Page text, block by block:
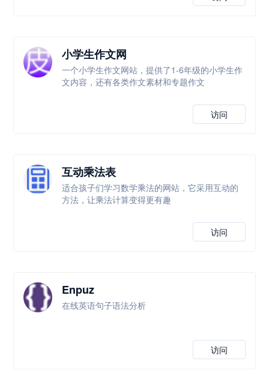
小学生作文网
一个小学生作文网站，提供了1-6年级的小学生作
文内容，还有各类作文素材和专题作文
访问
互动乘法表
适合孩子们学习数学乘法的网站，它采用互动的
方法，让乘法计算变得更有趣
访问
Enpuz
在线英语句子语法分析
访问